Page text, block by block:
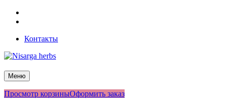
Перейти
Контакты
Nisarga herbs
Меню
Просмотр корзиныОформить заказ